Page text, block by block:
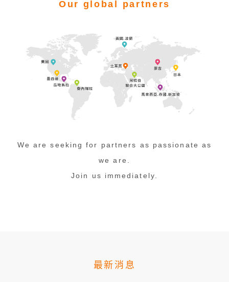
Our global partners
We are seeking for partners as passionate as
we are.
Join us immediately.
最新消息